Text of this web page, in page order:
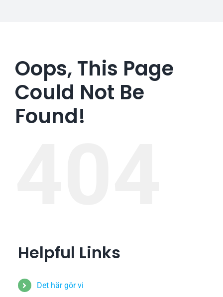
Oops, This Page
Could Not Be
Found!
Helpful Links
Det här gör vi